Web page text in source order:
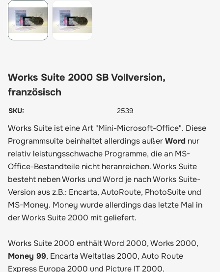
View larger imageView larger image
Works Suite 2000 SB Vollversion,
französisch
Works Suite ist eine Art "Mini-Microsoft-Office". Diese
Programmsuite beinhaltet allerdings außerWord nur
relativ leistungsschwache Programme, die an MS-
Office-Bestandteile nicht heranreichen. Works Suite
besteht neben Works und Word je nach Works Suite-
Version aus z.B.: Encarta, AutoRoute, PhotoSuite und
MS-Money. Money wurde allerdings das letzte Mal in
der Works Suite 2000 mit geliefert.
Works Suite 2000 enthält Word 2000, Works 2000,
Money 99, Encarta Weltatlas 2000, Auto Route
Express Europa 2000 und Picture IT 2000.
SKU: 2539